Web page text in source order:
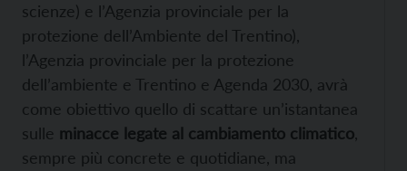
scienze) e l’Agenzia provinciale per la
protezione dell’Ambiente del Trentino),
l’Agenzia provinciale per la protezione
dell’ambiente e Trentino e Agenda 2030, avrà
come obiettivo quello di scattare un’istantanea
sulle minacce legate al cambiamento climatico
sempre più concrete e quotidiane, ma